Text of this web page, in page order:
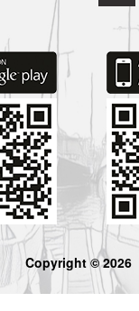
Copyright © 2026